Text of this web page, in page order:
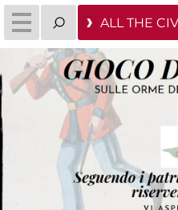
ALL THE